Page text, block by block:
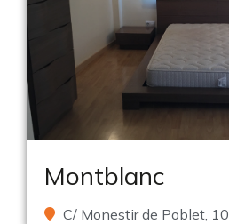
Montblanc
C/ Monestir de Poblet, 10